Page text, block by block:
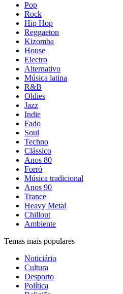
Pop
Rock
Hip Hop
Reggaeton
Kizomba
House
Electro
Alternativo
Música latina
R&B
Oldies
Jazz
Indie
Fado
Soul
Techno
Clássico
Anos 80
Forró
Música tradicional
Anos 90
Trance
Heavy Metal
Chillout
Ambiente
Temas mais populares
Noticiário
Cultura
Desporto
Política